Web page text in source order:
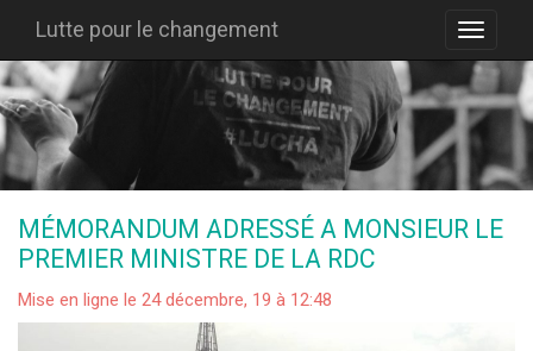
Lutte pour le changement
MÉMORANDUM ADRESSÉ A MONSIEUR LE
PREMIER MINISTRE DE LA RDC
Mise en ligne le 24 décembre, 19 à 12:48